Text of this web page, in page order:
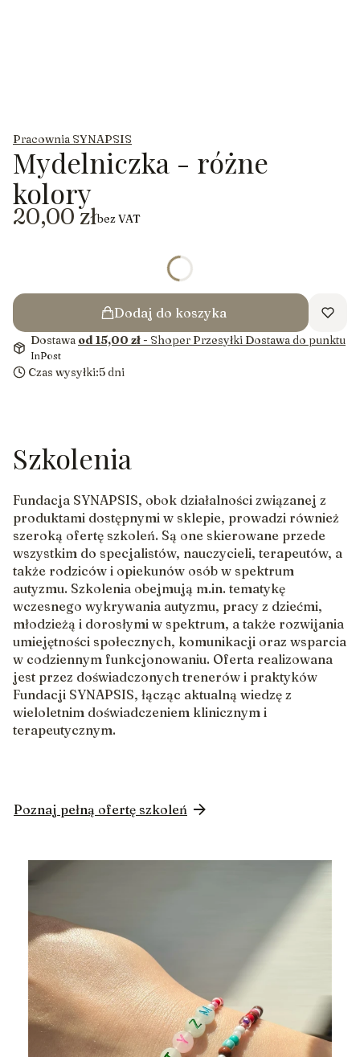
Pracownia SYNAPSIS
Mydelniczka - różne
kolory
Cena
20,00 złbez VAT
Dodaj do koszyka
Dostawa od 15,00 zł - Shoper Przesyłki Dostawa do punktu
InPost
Czas wysyłki:5 dni
Szkolenia
Fundacja SYNAPSIS, obok działalności związanej z
produktami dostępnymi w sklepie, prowadzi również
szeroką ofertę szkoleń. Są one skierowane przede
wszystkim do specjalistów, nauczycieli, terapeutów, a
także rodziców i opiekunów osób w spektrum
autyzmu. Szkolenia obejmują m.in. tematykę
wczesnego wykrywania autyzmu, pracy z dziećmi,
młodzieżą i dorosłymi w spektrum, a także rozwijania
umiejętności społecznych, komunikacji oraz wsparcia
w codziennym funkcjonowaniu. Oferta realizowana
jest przez doświadczonych trenerów i praktyków
Fundacji SYNAPSIS, łącząc aktualną wiedzę z
wieloletnim doświadczeniem klinicznym i
terapeutycznym.
Poznaj pełną ofertę szkoleń